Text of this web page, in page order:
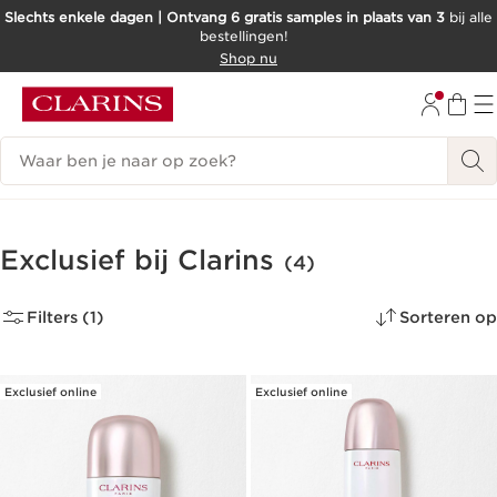
DOORGAAN NAAR INHOUD
Slechts enkele dagen | Ontvang 6 gratis samples in plaats van 3 bij alle
bestellingen!
Shop nu
Zoekgeschiedenis
Exclusief bij Clarins (4)
Filters (1) Sorteren op
Exclusief online Exclusief online